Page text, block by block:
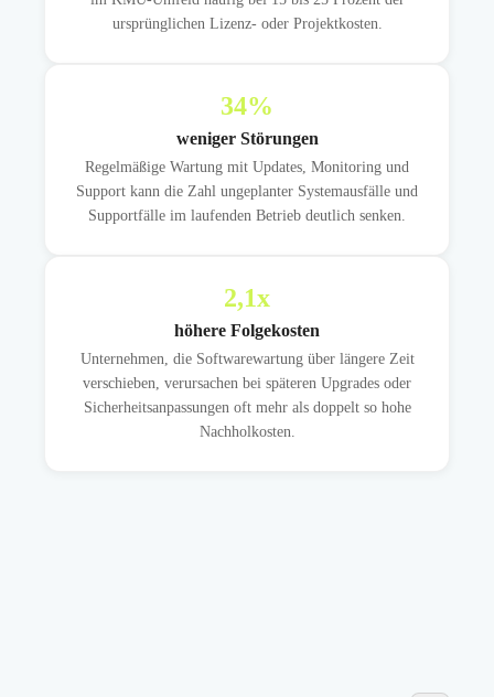
ursprünglichen Lizenz- oder Projektkosten.
34%
weniger Störungen
Regelmäßige Wartung mit Updates, Monitoring und
Support kann die Zahl ungeplanter Systemausfälle und
Supportfälle im laufenden Betrieb deutlich senken.
2,1x
höhere Folgekosten
Unternehmen, die Softwarewartung über längere Zeit
verschieben, verursachen bei späteren Upgrades oder
Sicherheitsanpassungen oft mehr als doppelt so hohe
Nachholkosten.